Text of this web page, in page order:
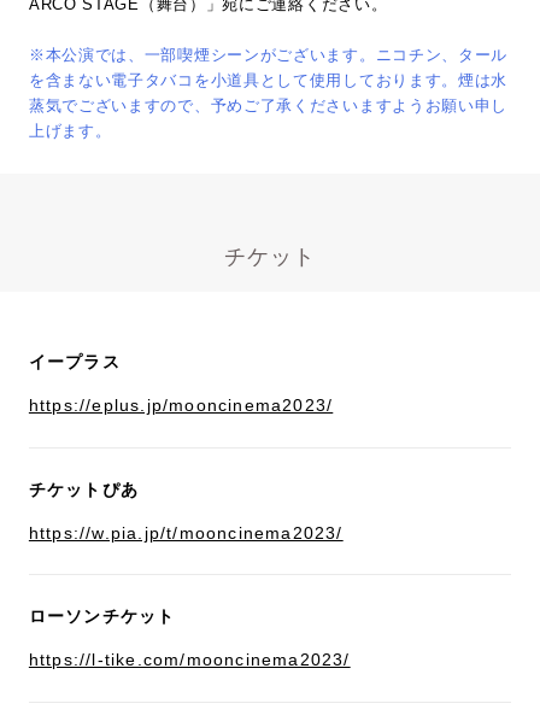
ARCO STAGE（舞台）」宛にご連絡ください。
※本公演では、一部喫煙シーンがございます。ニコチン、タール
を含まない電子タバコを小道具として使用しております。煙は水
蒸気でございますので、予めご了承くださいますようお願い申し
上げます。
チケット
イープラス
https://eplus.jp/mooncinema2023/
チケットぴあ
https://w.pia.jp/t/mooncinema2023/
ローソンチケット
https://l-tike.com/mooncinema2023/